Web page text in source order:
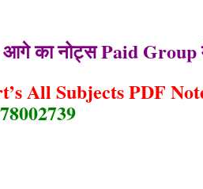
का नोट्स Paid Group
All Subjects PDF